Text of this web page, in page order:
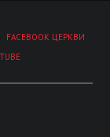
FACEBOOK ЦЕРКВИ